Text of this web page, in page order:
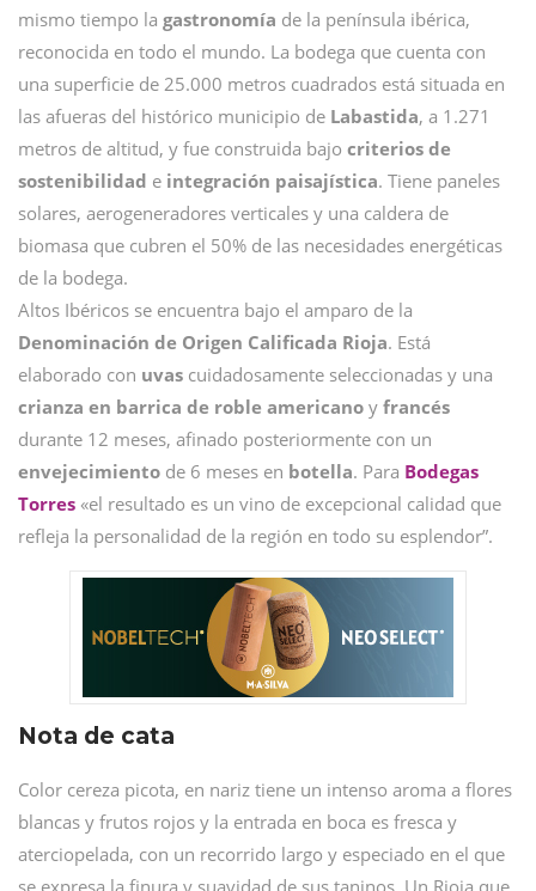
mismo tiempo la gastronomía de la península ibérica,
reconocida en todo el mundo. La bodega que cuenta con
una superficie de 25.000 metros cuadrados está situada en
las afueras del histórico municipio de Labastida, a 1.271
metros de altitud, y fue construida bajo criterios de
sostenibilidad e integración paisajística. Tiene paneles
solares, aerogeneradores verticales y una caldera de
biomasa que cubren el 50% de las necesidades energéticas
de la bodega.
Altos Ibéricos se encuentra bajo el amparo de la
Denominación de Origen Calificada Rioja. Está
elaborado con uvas cuidadosamente seleccionadas y una
crianza en barrica de roble americano y francés
durante 12 meses, afinado posteriormente con un
envejecimiento de 6 meses en botella. Para Bodegas
Torres «el resultado es un vino de excepcional calidad que
refleja la personalidad de la región en todo su esplendor”.
Nota de cata
Color cereza picota, en nariz tiene un intenso aroma a flores
blancas y frutos rojos y la entrada en boca es fresca y
aterciopelada, con un recorrido largo y especiado en el que
se expresa la finura y suavidad de sus taninos. Un Rioja que